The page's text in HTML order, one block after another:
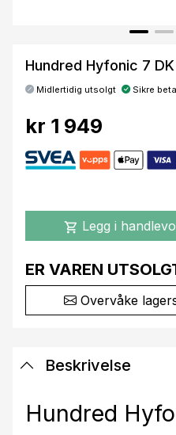
Hundred Hyfonic 7
Midlertidig utsolgt Sikre
kr 1 949
shopping_cart Legg i
ER VAREN
Overvåke
Beskrivelse
Hundred